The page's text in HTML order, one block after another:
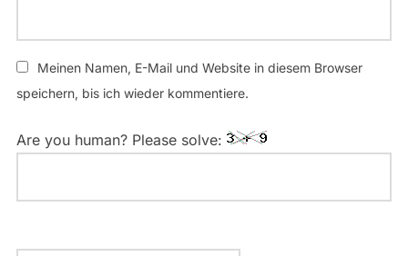
Meinen Namen, E-Mail und Website in diesem Browser
speichern, bis ich wieder kommentiere.
Are you human? Please solve: